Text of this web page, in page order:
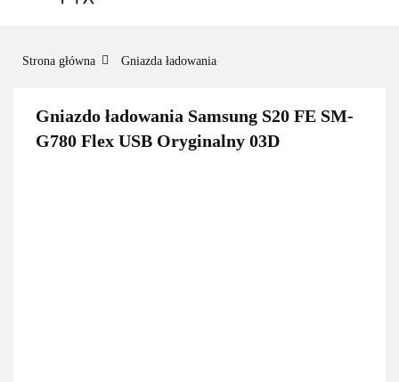
Strona główna Gniazda ładowania
Gniazdo ładowania Samsung S20 FE SM-
G780 Flex USB Oryginalny 03D